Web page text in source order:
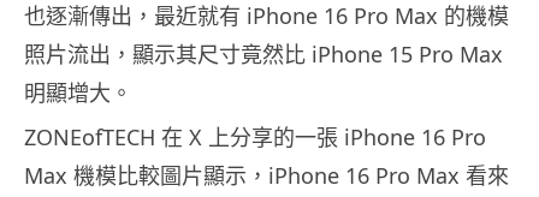
也逐漸傳出，最近就有 iPhone 16 Pro Max 的機模
照片流出，顯示其尺寸竟然比 iPhone 15 Pro Max
明顯增大。
ZONEofTECH 在 X 上分享的一張 iPhone 16 Pro
Max 機模比較圖片顯示，iPhone 16 Pro Max 看來